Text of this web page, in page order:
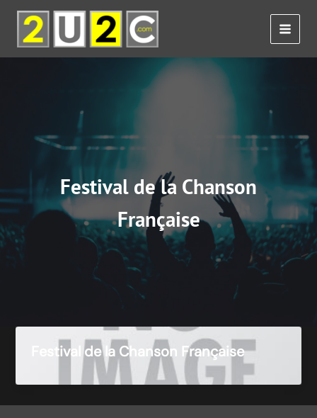
Skip
content
Festival de la Chanson
Française
Festival de la Chanson Française